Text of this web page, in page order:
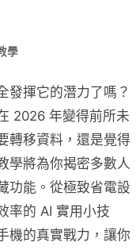
學
發揮它的潛力了嗎？
2026 年變得前所未
轉移資料，還是覺得
學將為你揭密多數人
功能。從極致省電設
率的 AI 實用小技
機的真實戰力，讓你